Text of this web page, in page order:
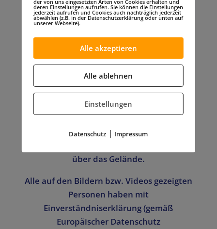
Als Mitglied des Projektteams IG23, konnte
unser Vorsitzender – als kleines Highlight –
ermöglichen, dass wir am zweiten Tag sogar
in der Austragungsstatte der IG23, der
Merkur-Spiel-Arena, tagen durften.
über das Gelände.
Alle auf den Bildern bzw. Videos gezeigten
Personen haben mit
Einverständniserklärung (gemäß
Europäischer Datenschutz
der von uns eingesetzten Arten von Cookies erhalten und
deren Einstellungen aufrufen. Sie können die Einstellungen
jederzeit aufrufen und Cookies auch nachträglich jederzeit
abwählen (z.B. in der Datenschutzerklärung oder unten auf
unserer Webseite).
Alle akzeptieren
Alle ablehnen
Einstellungen
Datenschutz | Impressum